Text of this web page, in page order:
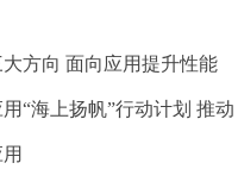
方向 面向应用提升性能
用“海上扬帆”行动计划 推动